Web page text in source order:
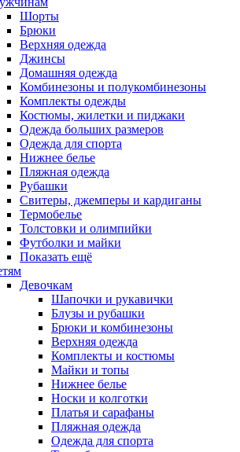
Шорты
Брюки
Верхняя одежда
Джинсы
Домашняя одежда
Комбинезоны и полукомбинезоны
Комплекты одежды
Костюмы, жилетки и пиджаки
Одежда больших размеров
Одежда для спорта
Нижнее белье
Пляжная одежда
Рубашки
Свитеры, джемперы и кардиганы
Термобелье
Толстовки и олимпийки
Футболки и майки
Показать ещё
Девочкам
Шапочки и рукавички
Блузы и рубашки
Брюки и комбинезоны
Верхняя одежда
Комплекты и костюмы
Майки и топы
Нижнее белье
Носки и колготки
Платья и сарафаны
Пляжная одежда
Одежда для спорта